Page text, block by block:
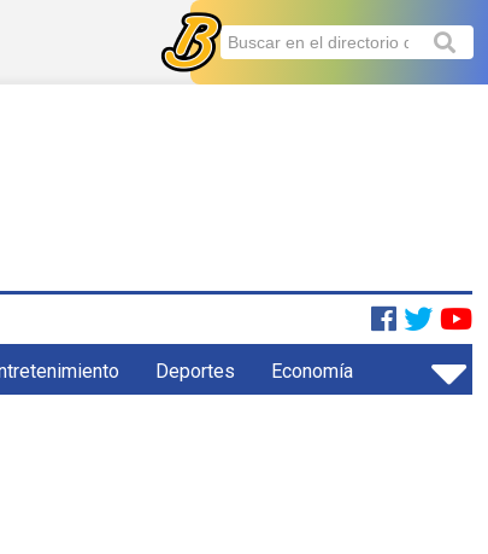
Deportes Economía